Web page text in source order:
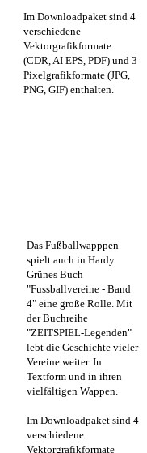
Im Downloadpaket sind 4
verschiedene
Vektorgrafikformate
(CDR, AI EPS, PDF) und 3
Pixelgrafikformate (JPG,
PNG, GIF) enthalten.
Das Fußballwapppen
spielt auch in Hardy
Grünes Buch
"Fussballvereine - Band
4" eine große Rolle. Mit
der Buchreihe
"ZEITSPIEL-Legenden"
lebt die Geschichte vieler
Vereine weiter. In
Textform und in ihren
vielfältigen Wappen.
Im Downloadpaket sind 4
verschiedene
Vektorgrafikformate